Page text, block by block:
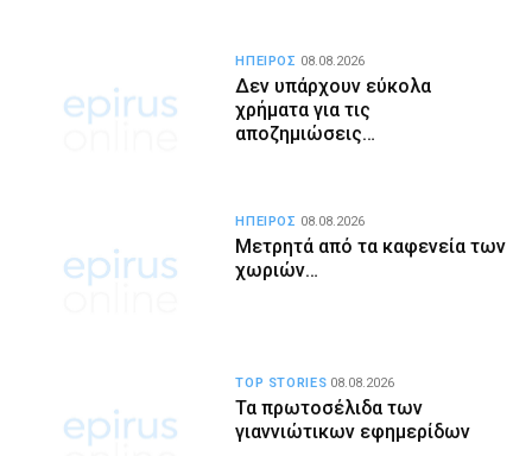
Δεν υπάρχουν εύκολα
χρήματα για τις
αποζημιώσεις…
ΗΠΕΙΡΟΣ 08.08.2026
Μετρητά από τα καφενεία των
χωριών…
ΗΠΕΙΡΟΣ 08.08.2026
Τα πρωτοσέλιδα των
γιαννιώτικων εφημερίδων
TOP STORIES 08.08.2026